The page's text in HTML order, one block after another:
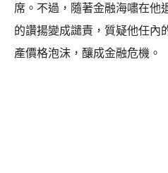
席。不過，隨著金融海嘯在他
的讚揚變成譴責，質疑他任內
產價格泡沫，釀成金融危機。